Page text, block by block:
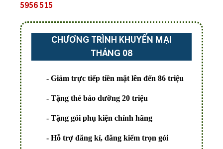
5956 515
CHƯƠNG TRÌNH KHUYẾN MẠI
THÁNG 08
- Giảm trực tiếp tiền mặt lên đến 86 triệu
- Tặng thẻ bảo dưỡng 20 triệu
- Tặng gói phụ kiện chính hãng
- Hỗ trợ đăng kí, đăng kiểm trọn gói